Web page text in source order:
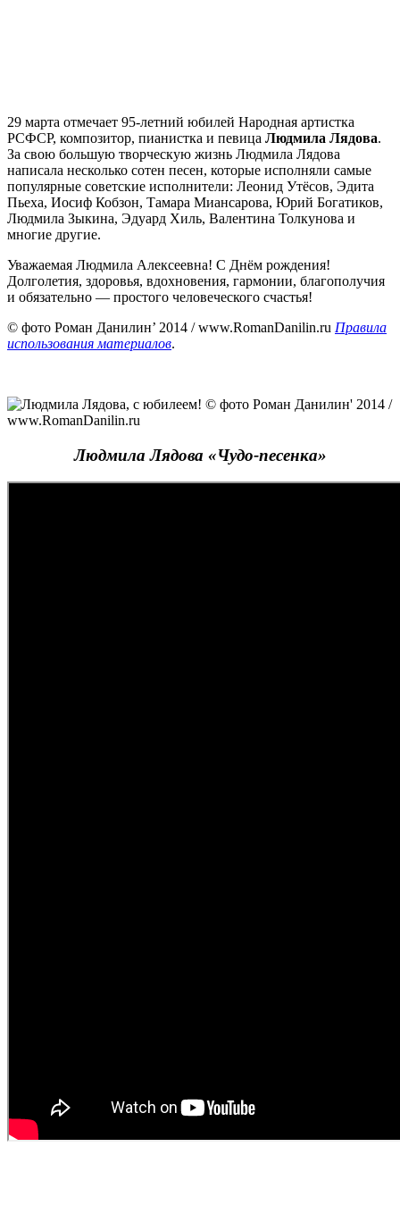
29 марта отмечает 95-летний юбилей Народная артистка
РСФСР, композитор, пианистка и певица Людмила Лядова.
За свою большую творческую жизнь Людмила Лядова
написала несколько сотен песен, которые исполняли самые
популярные советские исполнители: Леонид Утёсов, Эдита
Пьеха, Иосиф Кобзон, Тамара Миансарова, Юрий Богатиков,
Людмила Зыкина, Эдуард Хиль, Валентина Толкунова и
многие другие.
Уважаемая Людмила Алексеевна! С Днём рождения!
Долголетия, здоровья, вдохновения, гармонии, благополучия
и обязательно — простого человеческого счастья!
© фото Роман Данилин’ 2014 / www.RomanDanilin.ru Правила
использования материалов.
Людмила Лядова «Чудо-песенка»